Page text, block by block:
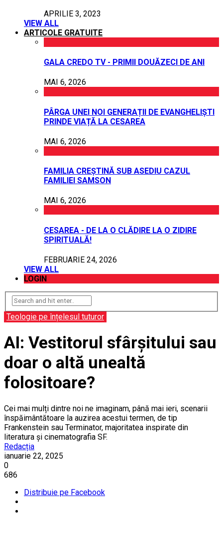
APRILIE 3, 2023
VIEW ALL
ARTICOLE GRATUITE
GALA CREDO TV - PRIMII DOUĂZECI DE ANI
MAI 6, 2026
PÂRGA UNEI NOI GENERAȚII DE EVANGHELIȘTI
PRINDE VIAȚĂ LA CESAREA
MAI 6, 2026
FAMILIA CREȘTINĂ SUB ASEDIU CAZUL
FAMILIEI SAMSON
MAI 6, 2026
CESAREA - DE LA O CLĂDIRE LA O ZIDIRE
SPIRITUALĂ!
FEBRUARIE 24, 2026
VIEW ALL
LOGIN
Teologie pe înțelesul tuturor
AI: Vestitorul sfârșitului sau
doar o altă unealtă
folositoare?
Cei mai mulți dintre noi ne imaginam, până mai ieri, scenarii
înspăimântătoare la auzirea acestui termen, de tip
Frankenstein sau Terminator, majoritatea inspirate din
literatura și cinematografia SF.
Redacția
ianuarie 22, 2025
0
686
Distribuie pe Facebook